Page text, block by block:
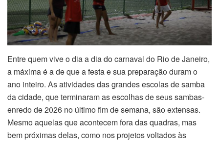
Entre quem vive o dia a dia do carnaval do Rio de Janeiro,
a máxima é a de que a festa e sua preparação duram o
ano inteiro. As atividades das grandes escolas de samba
da cidade, que terminaram as escolhas de seus sambas-
enredo de 2026 no último fim de semana, são extensas.
Mesmo aquelas que acontecem fora das quadras, mas
bem próximas delas, como nos projetos voltados às